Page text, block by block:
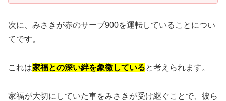
次に、みさきが赤のサーブ900を運転していることについ
てです。
これは家福との深い絆を象徴していると考えられます。
家福が大切にしていた車をみさきが受け継ぐことで、彼ら